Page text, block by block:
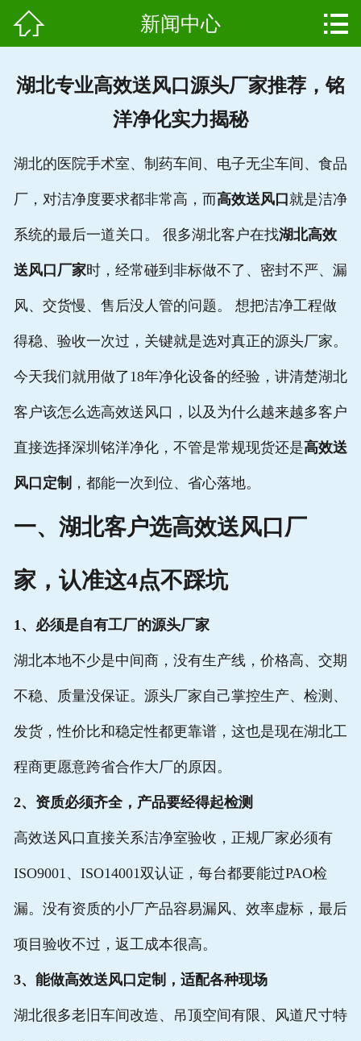
用户案例
资质证书
公司简介
联系我们
 新闻中心 
湖北专业高效送风口源头厂家推荐，铭
洋净化实力揭秘
湖北的医院手术室、制药车间、电子无尘车间、食品
厂，对洁净度要求都非常高，而高效送风口 就是洁净
系统的最后一道关口。 很多湖北客户在找湖北高效
送风口厂家时，经常碰到非标做不了、密封不严、漏
风、交货慢、售后没人管的问题。 想把洁净工程做
得稳、验收一次过，关键就是选对真正的源头厂家。
今天我们就用做了18年净化设备的经验，讲清楚湖北
客户该怎么选高效送风口，以及为什么越来越多客户
直接选择深圳铭洋净化，不管是常规现货还是高效送
风口定制 ，都能一次到位、省心落地。
一、湖北客户选高效送风口厂
家，认准这4点不踩坑
1、必须是自有工厂的源头厂家
湖北本地不少是中间商，没有生产线，价格高、交期
不稳、质量没保证。源头厂家自己掌控生产、检测、
发货，性价比和稳定性都更靠谱，这也是现在湖北工
程商更愿意跨省合作大厂的原因。
2、资质必须齐全，产品要经得起检测
高效送风口直接关系洁净室验收，正规厂家必须有
ISO9001、ISO14001双认证，每台都要能过PAO检
漏。没有资质的小厂产品容易漏风、效率虚标，最后
项目验收不过，返工成本很高。
3、能做高效送风口定制，适配各种现场
湖北很多老旧车间改造、吊顶空间有限、风道尺寸特